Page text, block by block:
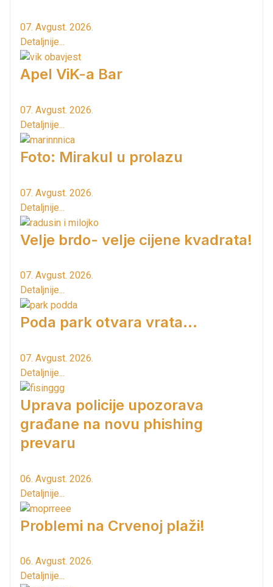
07. Avgust. 2026.
Detaljnije...
Apel ViK-a Bar
07. Avgust. 2026.
Detaljnije...
Foto: Mirakul u prolazu
07. Avgust. 2026.
Detaljnije...
Velje brdo- velje cijene kvadrata!
07. Avgust. 2026.
Detaljnije...
Poda park otvara vrata...
07. Avgust. 2026.
Detaljnije...
Uprava policije upozorava
građane na novu phishing
prevaru
06. Avgust. 2026.
Detaljnije...
Problemi na Crvenoj plaži!
06. Avgust. 2026.
Detaljnije...